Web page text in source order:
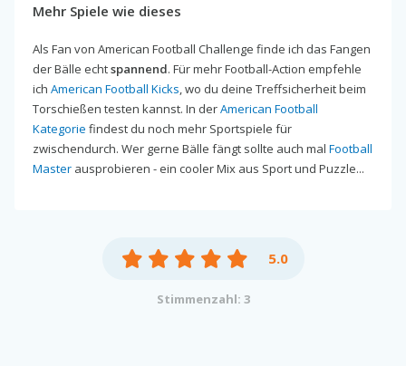
Mehr Spiele wie dieses
Als Fan von American Football Challenge finde ich das Fangen
der Bälle echtspannend. Für mehr Football-Action empfehle
ich American Football Kicks, wo du deine Treffsicherheit beim
Torschießen testen kannst. In derAmerican Football
Kategorie findest du noch mehr Sportspiele für
zwischendurch. Wer gerne Bälle fängt sollte auch mal Football
Master ausprobieren - ein cooler Mix aus Sport und Puzzle...
5.0
Stimmenzahl: 3